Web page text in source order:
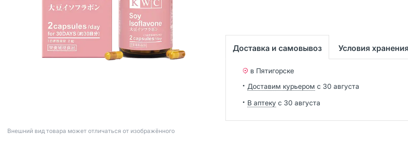
Bнешний вид товара может отличаться от изображённого
Доставка и самовывоз Условия хранения
в Пятигорске
Доставим курьером с 30 августа
В аптеку с 30 августа